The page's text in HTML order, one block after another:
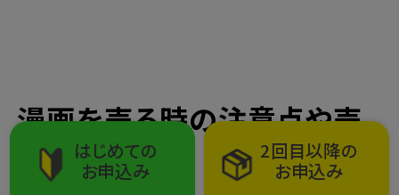
はじめての
お申込み
2回目以降の
お申込み
漫画を売る時の注意点や売
るタイミング